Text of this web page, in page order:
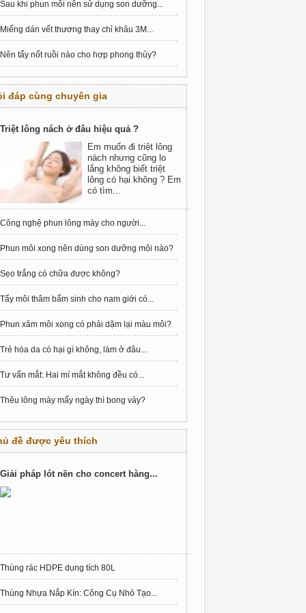
Sau khi phun môi nên sử dụng son dưỡng...
Miếng dán vết thương thay chỉ khâu 3M...
Nên tẩy nốt ruồi nào cho hợp phong thủy?
đáp cùng chuyên gia
Triệt lông nách ở đâu hiệu quả ?
Em muốn đi triệt lông
nách nhưng cũng lo
lắng không biết triệt
lông có hại không ? Em
có tìm...
Công nghệ phun lông mày cho người...
Phun môi xong nên dùng son dưỡng môi nào?
Sẹo trắng có chữa được không?
Tẩy môi thâm bẩm sinh cho nam giới có...
Phun xăm môi xong có phải dặm lại màu môi?
Trẻ hóa da có hại gì không, làm ở đâu...
Tư vấn mắt: Hai mí mắt không đều có...
Thêu lông mày mấy ngày thì bong vảy?
đề được yêu thích
Giải pháp lót nền cho concert hàng...
Thùng rác HDPE dung tích 80L
Thùng Nhựa Nắp Kín: Công Cụ Nhỏ Tạo...